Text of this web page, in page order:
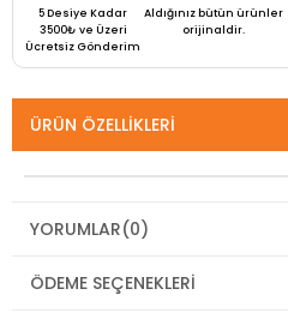
5 Desiye Kadar
3500₺ ve Üzeri
Ücretsiz Gönderim
Aldığınız bütün ürünler
orijinaldir.
ÜRÜN ÖZELLIKLERI
YORUMLAR(0)
ÖDEME SEÇENEKLERI